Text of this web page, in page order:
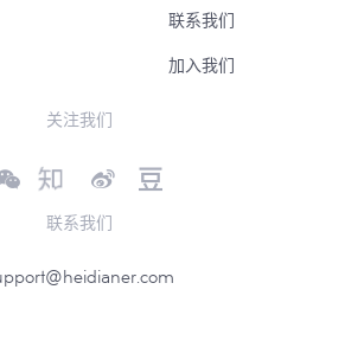
联系我们
加入我们
关注我们
联系我们